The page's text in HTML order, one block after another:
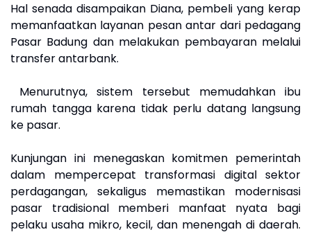
Hal senada disampaikan Diana, pembeli yang kerap
memanfaatkan layanan pesan antar dari pedagang
Pasar Badung dan melakukan pembayaran melalui
transfer antarbank.
Menurutnya, sistem tersebut memudahkan ibu
rumah tangga karena tidak perlu datang langsung
ke pasar.
Kunjungan ini menegaskan komitmen pemerintah
dalam mempercepat transformasi digital sektor
perdagangan, sekaligus memastikan modernisasi
pasar tradisional memberi manfaat nyata bagi
pelaku usaha mikro, kecil, dan menengah di daerah.